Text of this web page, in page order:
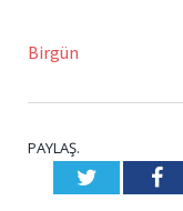
Birgün
PAYLAŞ.
Twitter